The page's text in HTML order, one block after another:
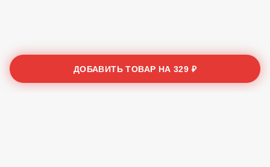
ДОБАВИТЬ ТОВАР НА329 ₽